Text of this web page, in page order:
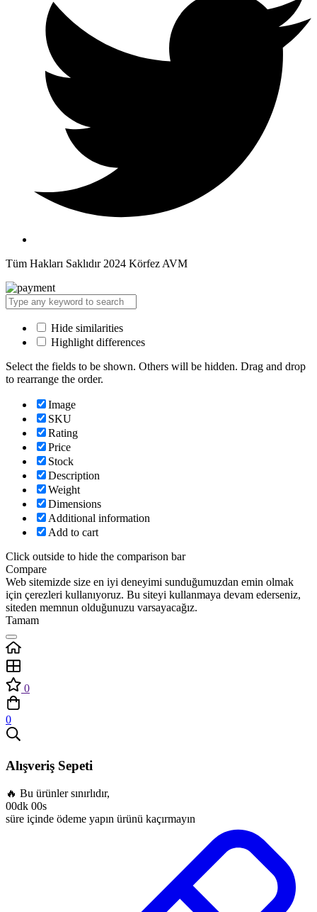
Tüm Hakları Saklıdır 2024 Körfez AVM
Hide similarities
Highlight differences
Select the fields to be shown. Others will be hidden. Drag and drop
to rearrange the order.
Image
SKU
Rating
Price
Stock
Description
Weight
Dimensions
Additional information
Add to cart
Click outside to hide the comparison bar
Compare
Web sitemizde size en iyi deneyimi sunduğumuzdan emin olmak
için çerezleri kullanıyoruz. Bu siteyi kullanmaya devam ederseniz,
siteden memnun olduğunuzu varsayacağız.
Tamam
0
0
Alışveriş Sepeti
🔥 Bu ürünler sınırlıdır,
00dk 00s
süre içinde ödeme yapın ürünü kaçırmayın